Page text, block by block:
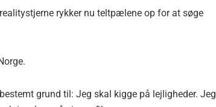
rykker nu teltpælene op for at søge
grund til: Jeg skal kigge på lejligheder. Jeg